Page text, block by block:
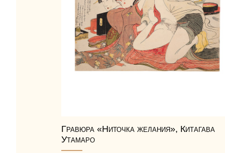
Гравюра «Ниточка желания», Китагава
Утамаро